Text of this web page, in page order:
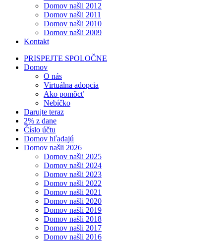
Domov našli 2012
Domov našli 2011
Domov našli 2010
Domov našli 2009
Kontakt
PRISPEJTE SPOLOČNE
Domov
O nás
Virtuálna adopcia
Ako pomôcť
Nebíčko
Darujte teraz
2% z dane
Číslo účtu
Domov hľadajú
Domov našli 2026
Domov našli 2025
Domov našli 2024
Domov našli 2023
Domov našli 2022
Domov našli 2021
Domov našli 2020
Domov našli 2019
Domov našli 2018
Domov našli 2017
Domov našli 2016